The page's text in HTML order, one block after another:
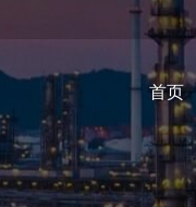
首页